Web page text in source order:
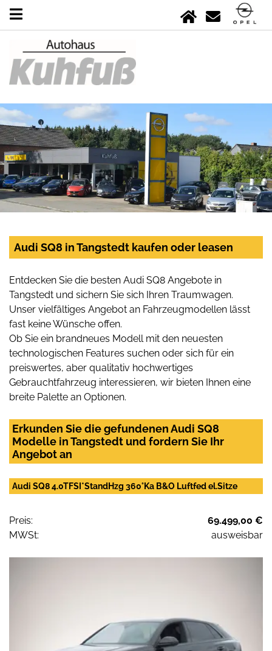
Audi SQ8 in Tangstedt kaufen oder leasen
Entdecken Sie die besten Audi SQ8 Angebote in
Tangstedt und sichern Sie sich Ihren Traumwagen.
Unser vielfältiges Angebot an Fahrzeugmodellen lässt
fast keine Wünsche offen.
Ob Sie ein brandneues Modell mit den neuesten
technologischen Features suchen oder sich für ein
preiswertes, aber qualitativ hochwertiges
Gebrauchtfahrzeug interessieren, wir bieten Ihnen eine
breite Palette an Optionen.
Erkunden Sie die gefundenen Audi SQ8
Modelle in Tangstedt und fordern Sie Ihr
Angebot an
Audi SQ8 4.0TFSI*StandHzg 360°Ka B&O Luftfed el.Sitze
Preis:
69.499,00 €
MWSt:
ausweisbar